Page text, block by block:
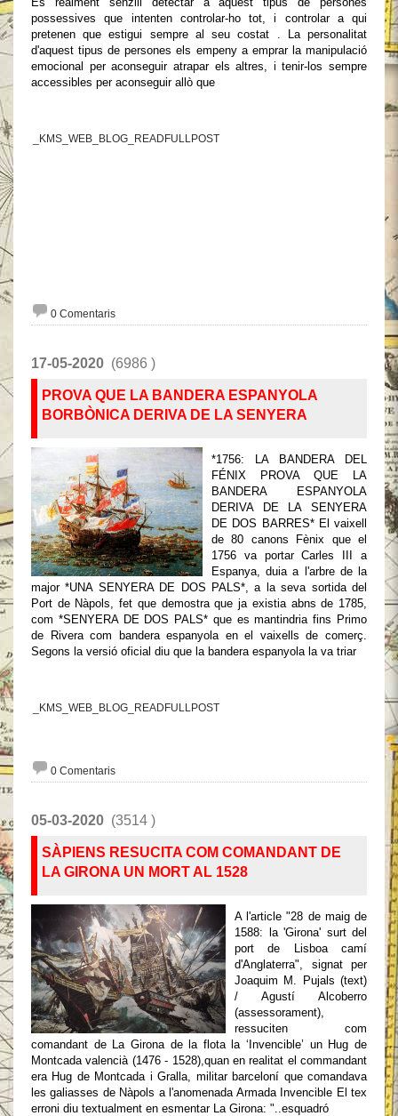
possessives que intenten controlar-ho tot, i controlar a qui
pretenen que estigui sempre al seu costat . La personalitat
d'aquest tipus de persones els empeny a emprar la manipulació
emocional per aconseguir atrapar els altres, i tenir-los sempre
accessibles per aconseguir allò que
_KMS_WEB_BLOG_READFULLPOST
0 Comentaris
17-05-2020 (6986 )
PROVA QUE LA BANDERA ESPANYOLA
BORBÒNICA DERIVA DE LA SENYERA
*1756: LA BANDERA DEL
FÉNIX PROVA QUE LA
BANDERA ESPANYOLA
DERIVA DE LA SENYERA
DE DOS BARRES* El vaixell
de 80 canons Fènix que el
1756 va portar Carles III a
Espanya, duia a l'arbre de la
major *UNA SENYERA DE DOS PALS*, a la seva sortida del
Port de Nàpols, fet que demostra que ja existia abns de 1785,
com *SENYERA DE DOS PALS* que es mantindria fins Primo
de Rivera com bandera espanyola en el vaixells de comerç.
Segons la versió oficial diu que la bandera espanyola la va triar
_KMS_WEB_BLOG_READFULLPOST
0 Comentaris
05-03-2020 (3514 )
SÀPIENS RESUCITA COM COMANDANT DE
LA GIRONA UN MORT AL 1528
A l'article "28 de maig de
1588: la 'Girona' surt del
port de Lisboa camí
d'Anglaterra", signat per
Joaquim M. Pujals (text)
/ Agustí Alcoberro
(assessorament),
ressuciten com
comandant de La Girona de la flota la ‘Invencible’ un Hug de
Montcada valencià (1476 - 1528),quan en realitat el commandant
era Hug de Montcada i Gralla, militar barceloní que comandava
les galiasses de Nàpols a l'anomenada Armada Invencible El tex
erroni diu textualment en esmentar La Girona: "..esquadró